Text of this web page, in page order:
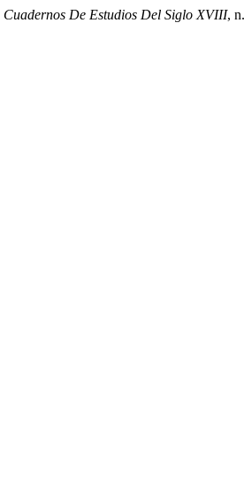
Cuadernos De Estudios Del Siglo XVIII,